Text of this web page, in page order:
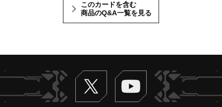
このカードを含む
商品のQ&A一覧を見る
Twitter ヴァンガードch